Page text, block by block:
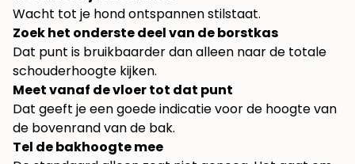
Wacht tot je hond ontspannen stilstaat.
Zoek het onderste deel van de borstkas
Dat punt is bruikbaarder dan alleen naar de totale
schouderhoogte kijken.
Meet vanaf de vloer tot dat punt
Dat geeft je een goede indicatie voor de hoogte van
de bovenrand van de bak.
Tel de bakhoogte mee